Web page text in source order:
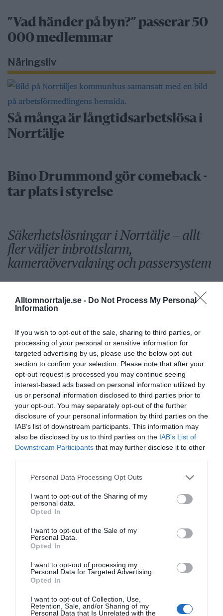
Alltomnorrtalje.se - Do Not Process My Personal
Information
If you wish to opt-out of the sale, sharing to third parties, or
processing of your personal or sensitive information for
targeted advertising by us, please use the below opt-out
section to confirm your selection. Please note that after your
opt-out request is processed you may continue seeing
interest-based ads based on personal information utilized by
us or personal information disclosed to third parties prior to
your opt-out. You may separately opt-out of the further
disclosure of your personal information by third parties on the
IAB’s list of downstream participants. This information may
also be disclosed by us to third parties on the IAB’s List of
Downstream Participants that may further disclose it to other
Personal Data Processing Opt Outs
I want to opt-out of the Sharing of my
personal data.
Opted In
I want to opt-out of the Sale of my
Personal Data.
Opted In
I want to opt-out of processing my
Personal Data for Targeted Advertising.
Opted In
I want to opt-out of Collection, Use,
Retention, Sale, and/or Sharing of my
Personal Data that Is Unrelated with the
”Vad händer på byn?” passerar 50
000 medlemmar
Näringsliv
Så många är långtidsarbetslösa i
Norrtälje
Bino Drummond gör comeback -
tar plats i styrelse
Säkerhetslösningar i Norrtälje – allt
fler väljer inbrottslarm,
kameraövervakning och passersystem
Sport
Rospiggarna laddar för
hemmamatch mot serieledarna
BKV går med i nytt
fotbollsnätverk med AIK
Rospiggarna tog ny seger:
"Hoppas vi kan göra underverk"
Senaste fastighetsköp
28/4 FASTIGHETSKÖP
20/4 FASTIGHETSKÖP
kronor
Lägenhet i Färsna såld för 2 100 000 kronor